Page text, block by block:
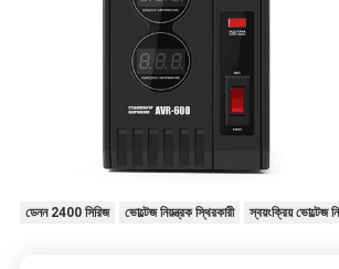
ডেনন 2400 সিরিজ ভোল্টেজ নিয়ন্ত্রক স্থিরকারী স্বয়ংক্রিয় ভোল্টেজ